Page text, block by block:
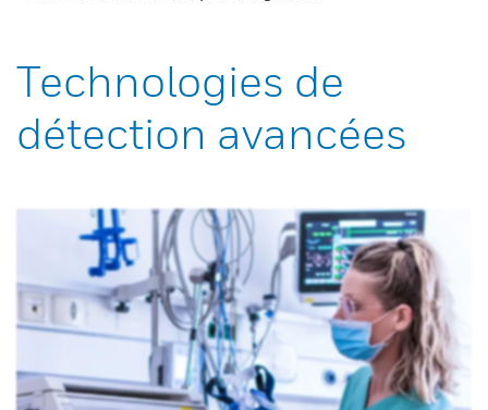
Technologies de
détection avancées